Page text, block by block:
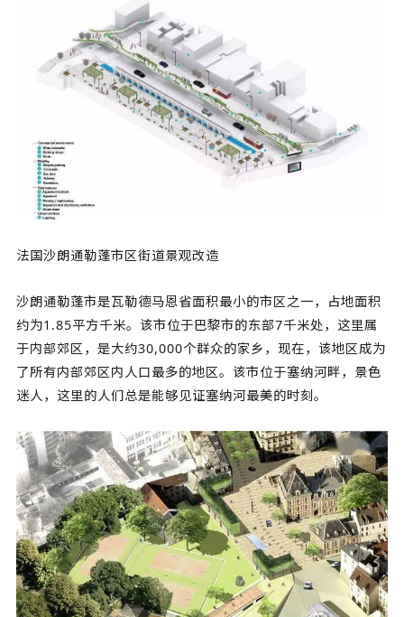
法国沙朗通勒蓬市区街道景观改造
沙朗通勒蓬市是瓦勒德马恩省面积最小的市区之一，占地面积
约为1.85平方千米。该市位于巴黎市的东部7千米处，这里属
于内部郊区，是大约30,000个群众的家乡，现在，该地区成为
了所有内部郊区内人口最多的地区。该市位于塞纳河畔，景色
迷人，这里的人们总是能够见证塞纳河最美的时刻。